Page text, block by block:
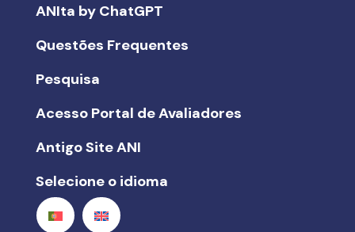
ANIta by ChatGPT
Questões Frequentes
Pesquisa
Acesso Portal de Avaliadores
Antigo Site ANI
Selecione o idioma